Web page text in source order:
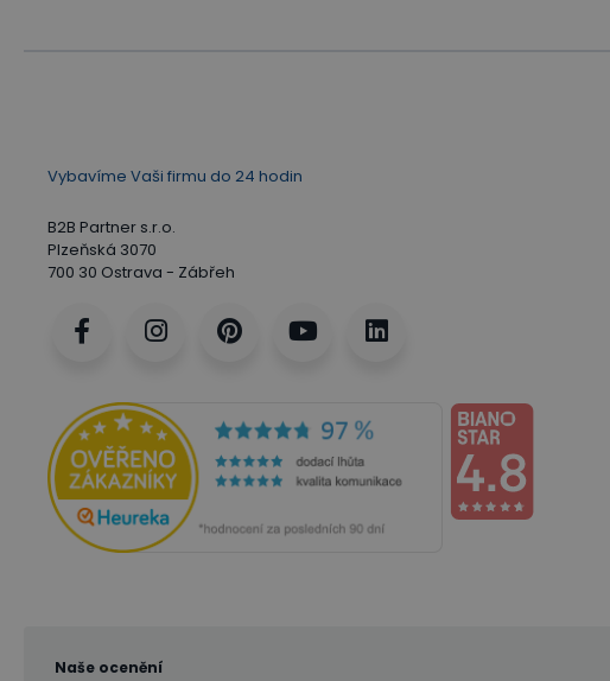
Vybavíme Vaši firmu do 24 hodin
B2B Partner s.r.o.
Plzeňská 3070
700 30 Ostrava - Zábřeh
Naše ocenění